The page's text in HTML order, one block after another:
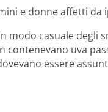
e donne affetti da
modo casuale degli
contenevano uva
essere